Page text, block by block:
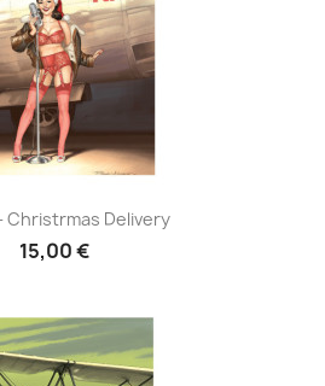
Christrmas Delivery
15,00 €